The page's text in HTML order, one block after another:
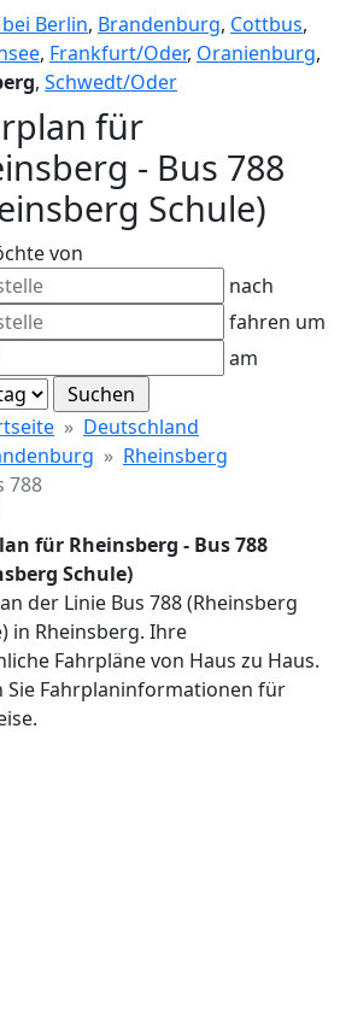
Berlin, Brandenburg, Cottbus,
, Frankfurt/Oder, Oranienburg,
, Schwedt/Oder
für
- Bus 788
Schule)
von
nach
fahren um
am
Deutschland
Rheinsberg
788
für Rheinsberg - Bus 788
Schule)
der Linie Bus 788 (Rheinsberg
in Rheinsberg. Ihre
Fahrpläne von Haus zu Haus.
Sie Fahrplaninformationen für